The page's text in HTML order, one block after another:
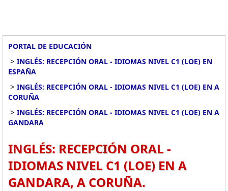
PORTAL DE EDUCACIÓN
> INGLÉS: RECEPCIÓN ORAL - IDIOMAS NIVEL C1 (LOE) EN
ESPAÑA
> INGLÉS: RECEPCIÓN ORAL - IDIOMAS NIVEL C1 (LOE) EN A
CORUÑA
> INGLÉS: RECEPCIÓN ORAL - IDIOMAS NIVEL C1 (LOE) EN A
GANDARA
INGLÉS: RECEPCIÓN ORAL -
IDIOMAS NIVEL C1 (LOE) EN A
GANDARA, A CORUÑA.